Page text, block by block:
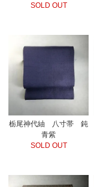
SOLD OUT
栃尾神代紬 八寸帯 鈍
青紫
SOLD OUT